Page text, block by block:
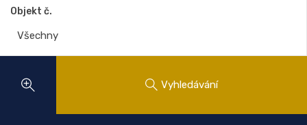
Objekt č.
Vyhledávání